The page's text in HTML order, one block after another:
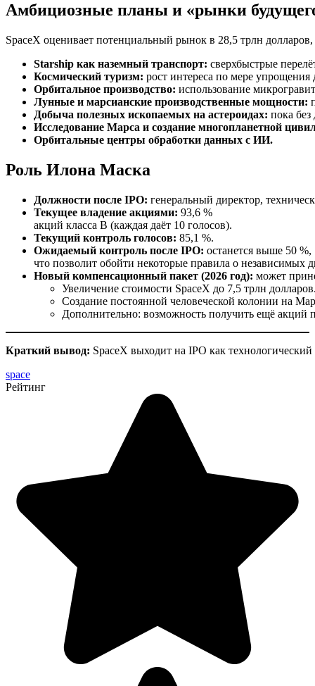
Амбициозные планы и «рынки
SpaceX оценивает потенциальный рынок в 28,5 трлн
Starship как наземный транспорт: сверхбыстрые
Космический туризм: рост интереса по мере упрощения
Орбитальное производство: использование
Лунные и марсианские производственные мощности:
Добыча полезных ископаемых на астероидах: пока без
Исследование Марса и создание многопланетной
Орбитальные центры обработки данных с ИИ.
Роль Илона Маска
Должности после IPO: генеральный директор,
Текущее владение акциями: 93,6 %
акций класса B (каждая даёт 10 голосов).
Текущий контроль голосов: 85,1 %.
Ожидаемый контроль после IPO: останется выше 50 %,
что позволит обойти некоторые правила о независимых
Новый компенсационный пакет (2026 год): может
Увеличение стоимости SpaceX до 7,5 трлн
Создание постоянной человеческой колонии на
Дополнительно: возможность получить ещё акций
Краткий вывод: SpaceX выходит на IPO как
space
Рейтинг